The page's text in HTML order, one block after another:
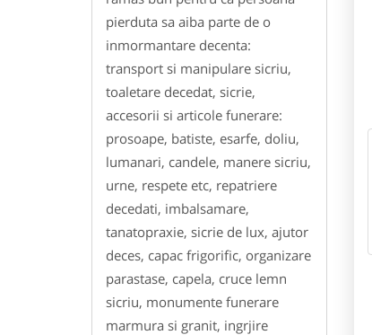
pierduta sa aiba parte de o
inmormantare decenta:
transport si manipulare sicriu,
toaletare decedat, sicrie,
accesorii si articole funerare:
prosoape, batiste, esarfe, doliu,
lumanari, candele, manere sicriu,
urne, respete etc, repatriere
decedati, imbalsamare,
tanatopraxie, sicrie de lux, ajutor
deces, capac frigorific, organizare
parastase, capela, cruce lemn
sicriu, monumente funerare
marmura si granit, ingrjire